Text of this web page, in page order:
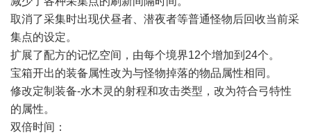
取消了采集时出现伏昼者、潜夜者等普通怪物后回收当前采
集点的设定。
扩展了配方的记忆空间，由每个境界12个增加到24个。
宝箱开出的装备属性改为与怪物掉落的物品属性相同。
修改定制装备-水木灵的射程和攻击类型，改为符合弓特性
的属性。
双倍时间：